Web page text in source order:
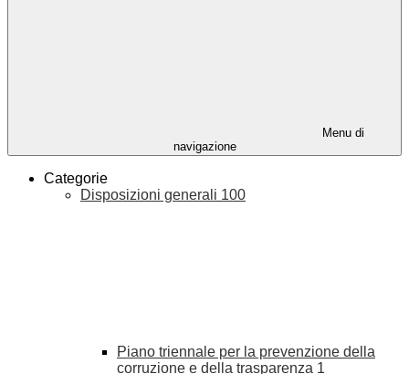
Menu di
navigazione
Categorie
Disposizioni generali 100
Piano triennale per la prevenzione della
corruzione e della trasparenza 1